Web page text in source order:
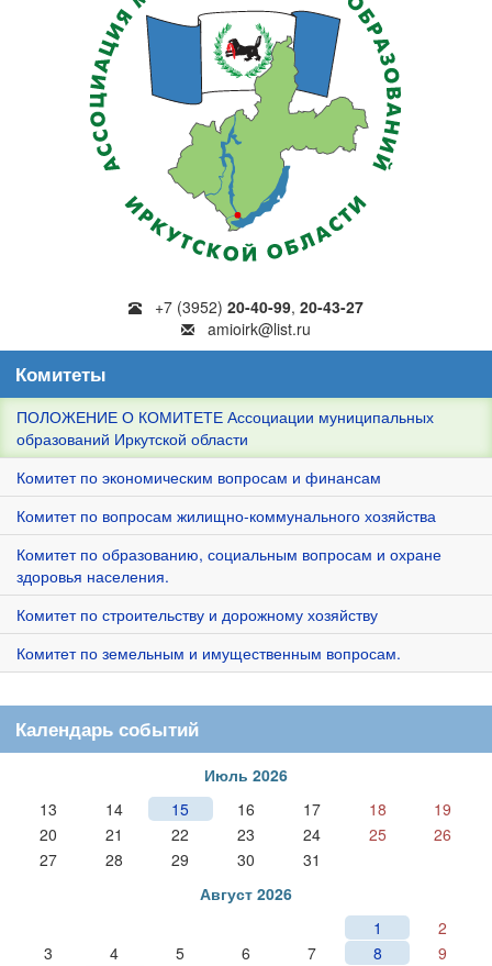
+7 (3952) 20-40-99, 20-43-27
amioirk@list.ru
Комитеты
ПОЛОЖЕНИЕ О КОМИТЕТЕ Ассоциации муниципальных
образований Иркутской области
Комитет по экономическим вопросам и финансам
Комитет по вопросам жилищно-коммунального хозяйства
Комитет по образованию, социальным вопросам и охране
здоровья населения.
Комитет по строительству и дорожному хозяйству
Комитет по земельным и имущественным вопросам.
Календарь событий
Июль 2026
13
14 15 16 17 18
19
20
21 22 23 24 25
26
27
28 29 30
31
Август 2026
1
2
3
4 5 6 7 8
9